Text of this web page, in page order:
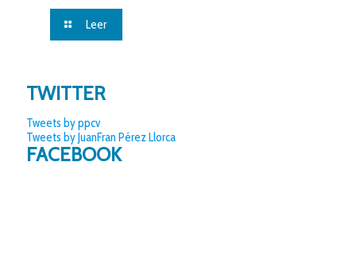
Leer
TWITTER
Tweets by ppcv
Tweets by JuanFran Pérez Llorca
FACEBOOK